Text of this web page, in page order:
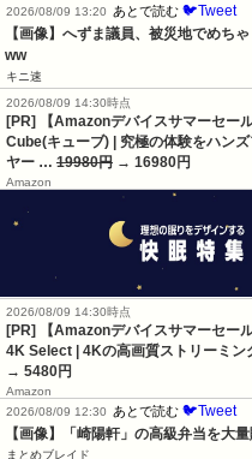
2026/08/09 13:20
あとで読む 🐦Tweet
【画像】へずま議員、被災地でめち
ww
キニ速
2026/08/09 14:30時点
[PR] 【Amazonデバイスサマーセー
Cube(キューブ) | 究極の体験をハン
ヤー … 19980円 → 16980円
Amazon
2026/08/09 14:30時点
[PR] 【Amazonデバイスサマーセー
4K Select | 4Kの高画質ストリーミ
→ 5480円
Amazon
2026/08/09 12:30 あとで読む 🐦Tweet
【画像】「崎陽軒」の高級弁当を大
まとめブレイド